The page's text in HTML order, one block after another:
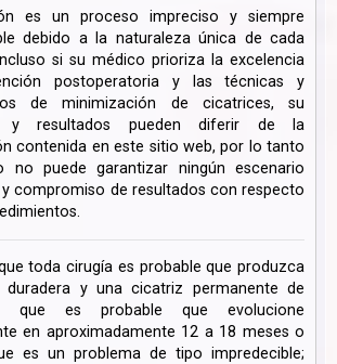
es un proceso impreciso y siempre
debido a la naturaleza única de cada
si su médico prioriza la excelencia
postoperatoria y las técnicas y
de minimización de cicatrices, su
y resultados pueden diferir de la
contenida en este sitio web, por lo tanto
no puede garantizar ningún escenario
compromiso de resultados con respecto
toda cirugía es probable que produzca
duradera y una cicatriz permanente de
que es probable que evolucione
en aproximadamente 12 a 18 meses o
es un problema de tipo impredecible;